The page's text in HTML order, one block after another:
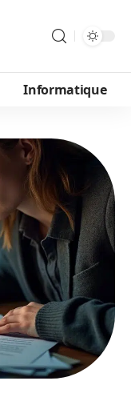
Informatique